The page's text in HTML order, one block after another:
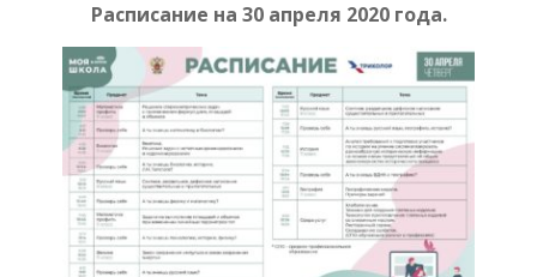
Расписание на 30 апреля 2020 года.